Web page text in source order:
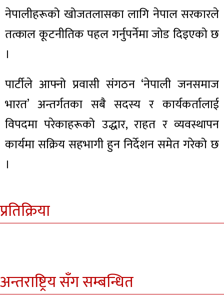
नेपालीहरूको खोजतलासका लागि नेपाल सरकारले
तत्काल कूटनीतिक पहल गर्नुपर्नेमा जोड दिइएको छ
।
पार्टीले आफ्नो प्रवासी संगठन ‘नेपाली जनसमाज
भारत’ अन्तर्गतका सबै सदस्य र कार्यकर्तालाई
विपदमा परेकाहरूको उद्धार, राहत र व्यवस्थापन
कार्यमा सक्रिय सहभागी हुन निर्देशन समेत गरेको छ
।
प्रतिक्रिया
अन्तराष्ट्रिय सँग सम्बन्धित